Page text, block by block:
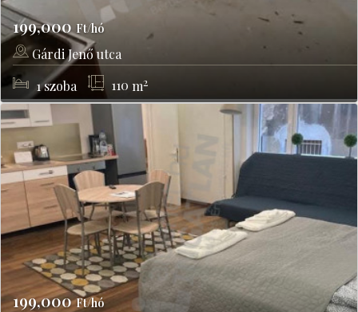
199,000 Ft/hó
Gárdi Jenő utca
Budapest, IV kerület
1szoba 110 m2
199,000Ft/hó